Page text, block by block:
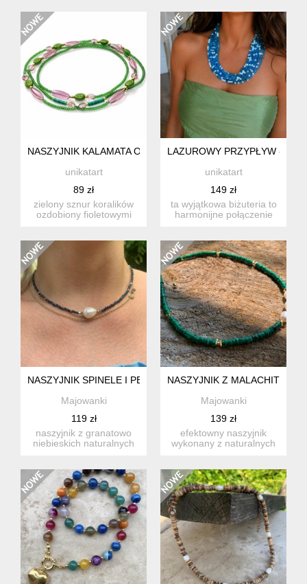
NASZYJNIK KALAMATA OLIWKA ZIELONA KONICZYNA
unikatart
89 zł
zielony sznur koralików
ozdobiony fioletowymi
LAZUROWY PRZYPŁYW -
unikatart
149 zł
ta wyjątkowa biżuteria to
harmonijne połączenie
NASZYJNIK SPINELE I PERŁA /CHOKER Z PERŁĄ
Majowanki
119 zł
naszyjnik z granatowo
niebieskich naturalnych
NASZYJNIK Z MALACHITÓW I
Majowanki
139 zł
efektowny naszyjnik
wykonany z naturalnych